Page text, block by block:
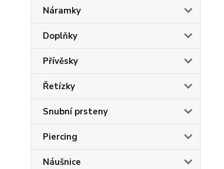
Náramky
Doplňky
Přívěsky
Řetízky
Snubní prsteny
Piercing
Náušnice